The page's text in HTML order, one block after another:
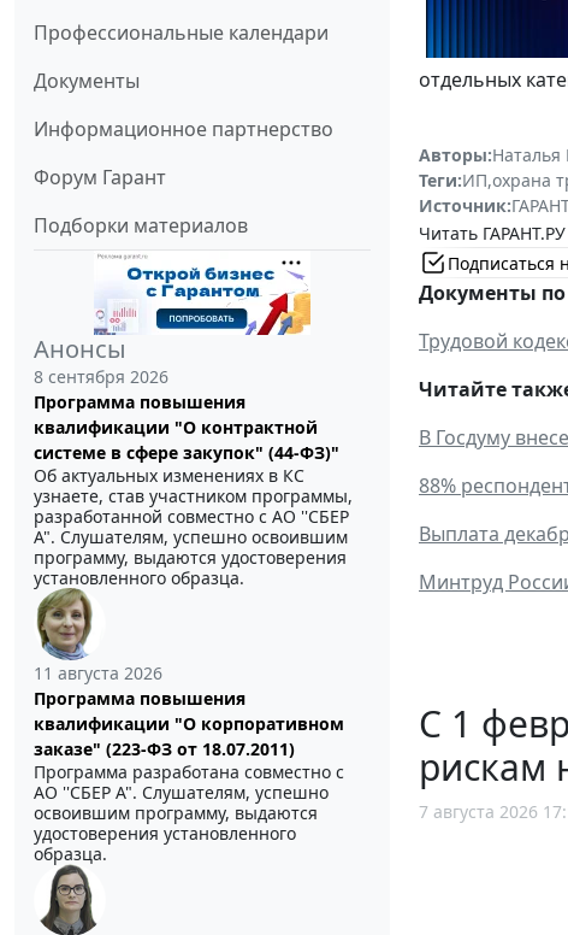
Профессиональные календари
Документы
Информационное партнерство
Форум Гарант
Подборки материалов
Анонсы
8 сентября 2026
Программа повышения
квалификации "О контрактной
системе в сфере закупок" (44-ФЗ)"
Об актуальных изменениях в КС
узнаете, став участником программы,
разработанной совместно с АО ''СБЕР
А". Слушателям, успешно освоившим
программу, выдаются удостоверения
установленного образца.
11 августа 2026
Программа повышения
квалификации "О корпоративном
заказе" (223-ФЗ от 18.07.2011)
Программа разработана совместно с
АО ''СБЕР А". Слушателям, успешно
освоившим программу, выдаются
удостоверения установленного
образца.
отдельных
Авторы:Наталья
Теги:ИП,охрана
Источник:
Читать
Подписаться
Документы по
Трудовой
Читайте
В Госдуму
88%
Выплата
Минтруд
С 1
рискам
7 августа 2026